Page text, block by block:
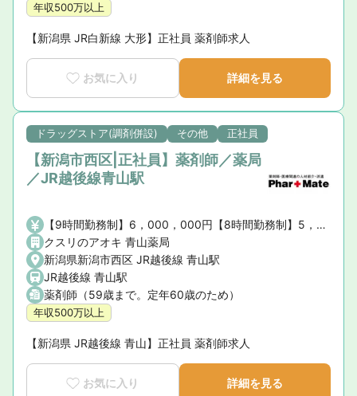
年収500万以上
【新潟県 JR白新線 大形】正社員 薬剤師求人
お気に入り 詳細を見る
ドラッグストア(調剤併設) その他 正社員
【新潟市西区|正社員】薬剤師／薬局
／JR越後線青山駅
【9時間勤務制】6，000，000円【8時間勤務制】5，000，000円※薬剤師手当・賞与を含む、諸手当は含まない
クスリのアオキ 青山薬局
新潟県新潟市西区 JR越後線 青山駅
JR越後線 青山駅
薬剤師（59歳まで。定年60歳のため）
年収500万以上
【新潟県 JR越後線 青山】正社員 薬剤師求人
お気に入り 詳細を見る